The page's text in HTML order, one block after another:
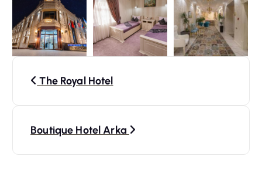
The Royal Hotel
Boutique Hotel Arka